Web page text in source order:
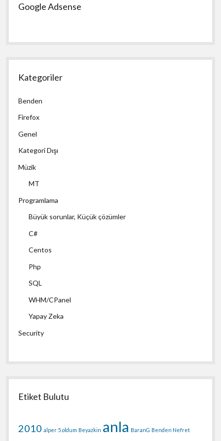
Google Adsense
Kategoriler
Benden
Firefox
Genel
Kategori Dışı
Müzik
MT
Programlama
Büyük sorunlar, Küçük çözümler
C#
Centos
Php
SQL
WHM/CPanel
Yapay Zeka
Security
Etiket Bulutu
2010 alper 5.oldum Beyazkin anla BaranG Benden Nefret